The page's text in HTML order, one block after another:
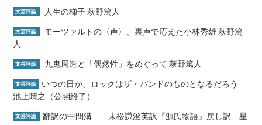
文芸評論 人生の梯子 萩野篤人
文芸評論
モーツァルトの〈声〉、裏声で応えた小林秀雄 萩野篤
人
文芸評論 九鬼周造と「偶然性」をめぐって 萩野篤人
文芸評論
いつの日か、ロックはザ・バンドのものとなるだろう
池上晴之（公開終了）
文芸評論
翻訳の中間溝――末松謙澄英訳『源氏物語』戻し訳 星